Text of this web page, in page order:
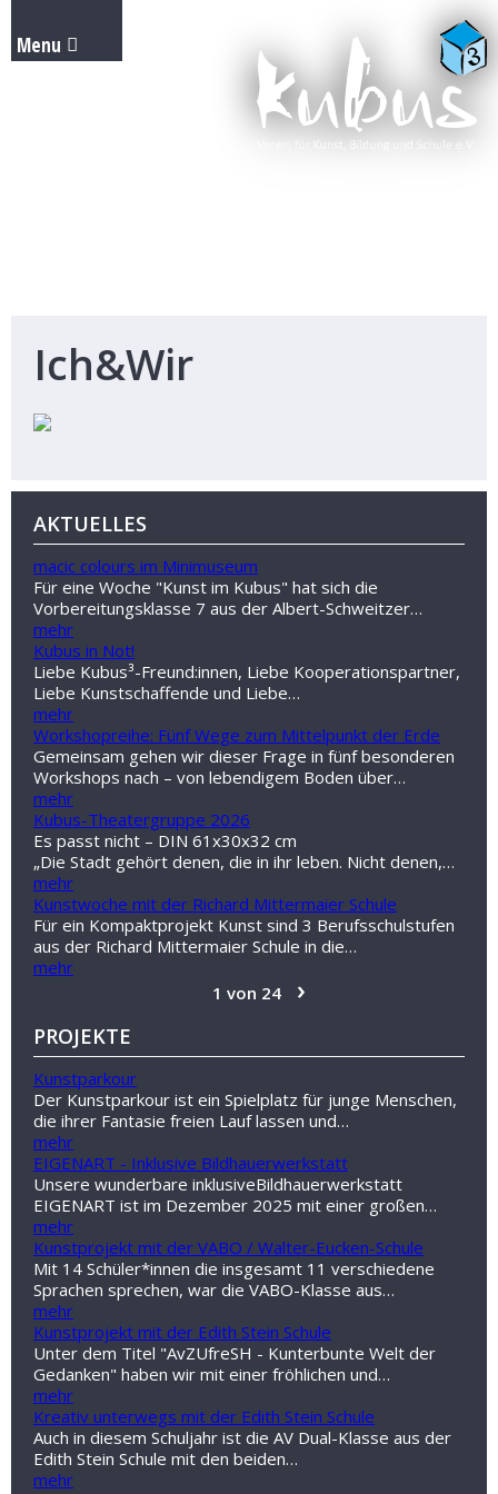
Ich&Wir
AKTUELLES
macic colours im Minimuseum
Für eine Woche "Kunst im Kubus" hat sich die
Vorbereitungsklasse 7 aus der Albert-Schweitzer…
mehr
Kubus in Not!
Liebe Kubus³-Freund:innen, Liebe Kooperationspartner,
Liebe Kunstschaffende und Liebe…
mehr
Workshopreihe: Fünf Wege zum Mittelpunkt der Erde
Gemeinsam gehen wir dieser Frage in fünf besonderen
Workshops nach – von lebendigem Boden über…
mehr
Kubus-Theatergruppe 2026
Es passt nicht – DIN 61x30x32 cm
„Die Stadt gehört denen, die in ihr leben. Nicht denen,…
mehr
Kunstwoche mit der Richard Mittermaier Schule
Für ein Kompaktprojekt Kunst sind 3 Berufsschulstufen
aus der Richard Mittermaier Schule in die…
mehr
1 von 24
›
PROJEKTE
Kunstparkour
Der Kunstparkour ist ein Spielplatz für junge Menschen,
die ihrer Fantasie freien Lauf lassen und…
mehr
EIGENART - Inklusive Bildhauerwerkstatt
Unsere wunderbare inklusiveBildhauerwerkstatt
EIGENART ist im Dezember 2025 mit einer großen…
mehr
Kunstprojekt mit der VABO / Walter-Eucken-Schule
Mit 14 Schüler*innen die insgesamt 11 verschiedene
Sprachen sprechen, war die VABO-Klasse aus…
mehr
Kunstprojekt mit der Edith Stein Schule
Unter dem Titel "AvZUfreSH - Kunterbunte Welt der
Gedanken" haben wir mit einer fröhlichen und…
mehr
Kreativ unterwegs mit der Edith Stein Schule
Auch in diesem Schuljahr ist die AV Dual-Klasse aus der
Edith Stein Schule mit den beiden…
mehr